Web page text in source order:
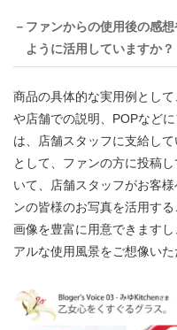
－ファンからの使用後の感
ように活用していますか？
商品の具体的な実用例とし
や店舗での説明、POPなど
は、店舗スタッフに支給し
として、ファンの方に投稿
いて、店舗スタッフがお客
ンの皆様のお写真を活用す
画像を豊富に用意できます
アルな使用風景をご想像いた